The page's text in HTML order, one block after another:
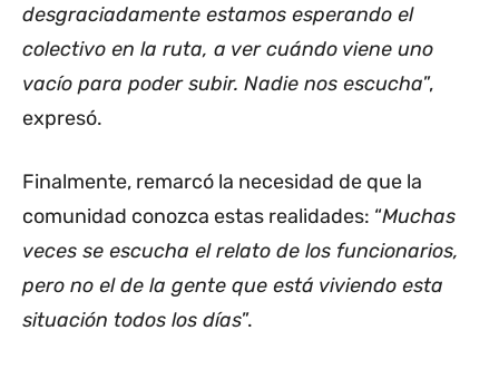
desgraciadamente estamos esperando el
colectivo en la ruta, a ver cuándo viene uno
vacío para poder subir. Nadie nos escucha”,
expresó.
Finalmente, remarcó la necesidad de que la
comunidad conozca estas realidades: “Muchas
veces se escucha el relato de los funcionarios,
pero no el de la gente que está viviendo esta
situación todos los días”.